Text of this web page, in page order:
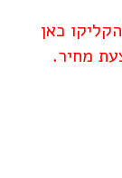
כאן
מחיר.